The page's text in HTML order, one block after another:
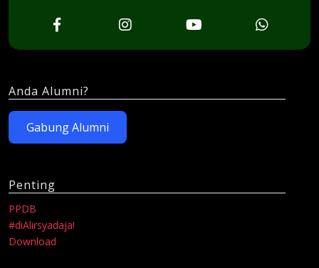
Anda Alumni?
Gabung Alumni
Penting
PPDB
#diAlirsyadaja!
Download